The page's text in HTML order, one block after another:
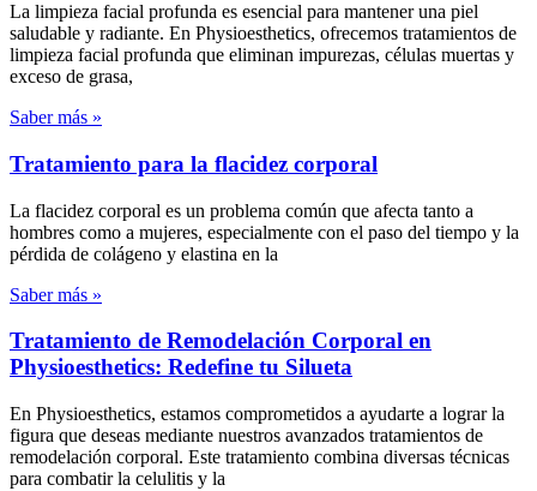
La limpieza facial profunda es esencial para mantener una piel
saludable y radiante. En Physioesthetics, ofrecemos tratamientos de
limpieza facial profunda que eliminan impurezas, células muertas y
exceso de grasa,
Saber más »
Tratamiento para la flacidez corporal
La flacidez corporal es un problema común que afecta tanto a
hombres como a mujeres, especialmente con el paso del tiempo y la
pérdida de colágeno y elastina en la
Saber más »
Tratamiento de Remodelación Corporal en
Physioesthetics: Redefine tu Silueta
En Physioesthetics, estamos comprometidos a ayudarte a lograr la
figura que deseas mediante nuestros avanzados tratamientos de
remodelación corporal. Este tratamiento combina diversas técnicas
para combatir la celulitis y la